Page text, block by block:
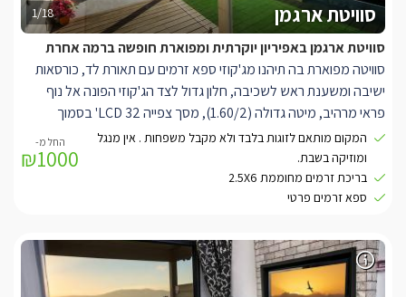
1/18 סוויטת ארגמן
סוויטת ארגמן באפיריון יוקרתית ומפוארת חופשה ברמה אחרת
סוויטה מפוארת בה תיהנו מג'קוזי ספא זרמים עם תאורת לד, כורסאות
ישיבה ומשענת ראש לשכיבה, חלון גדול לצד הג'קוזי הפונה אל נוף
פראי מרהיב, מיטה גדולה (1.60/2), מסך צפייה LCD 32' בסמוך
למיטה המחובר ללוויין, מסך צפייה LCD 42' הניצב בסלון ומחובר ללוויין.
בנוסף פינת ישיבה סלונית הכוללת כורסאות וינטג' ושולחן זכוכית, חדר
רחצה מפואר הכולל ראש גשם ענק, ארון וקיר פסיפס, פינת ישיבה
מעוצבת, בר אכילה גדול וכסאות בר, מטבחון מאובזר.
במתחם הגן תיהנו מבריכת זרמים מפנקת מחוממת ומקורה (2.5/6),
פינת ישיבה גדולה המשקיפה לנוף, צמחיית נוי מטופחת, עמדת ברביקיו
מקצועית מאבן ותאורת גן רומנטית.
המקום מותאם לזוגות בלבד ולא מקבל משפחות . אין מנגל
ומוזיקה בשבת.
בריכת זרמים מחוממת 2.5X6
ספא זרמים פרטי
₪1000